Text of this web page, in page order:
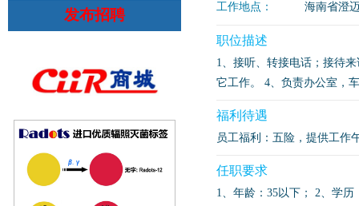
发布招聘
工作地点：
海南省澄
职位描述
1、接听、转接电话；接待
它工作。 4、负责办公室，
福利待遇
员工福利：五险，提供工作
任职要求
1、年龄：35以下； 2、学